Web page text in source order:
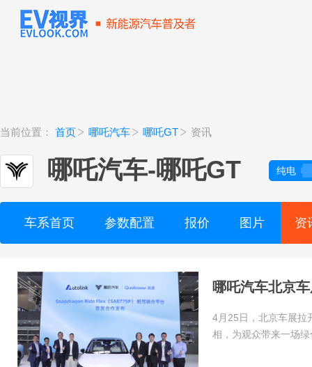
当前位置： 首页 哪吒汽车 哪吒GT 资讯
哪吒汽车-哪吒GT 纯电
车系首页 参数配置 报价 图片 资
哪吒汽车北京
4月25日，北京车展拉
相，为观众带来一场